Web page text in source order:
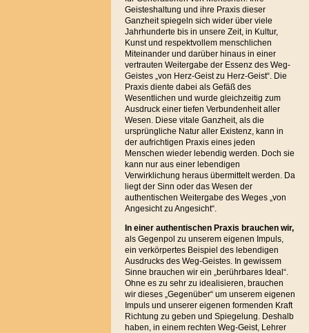
Geisteshaltung und ihre Praxis dieser
Ganzheit spiegeln sich wider über viele
Jahrhunderte bis in unsere Zeit, in Kultur,
Kunst und respektvollem menschlichen
Miteinander und darüber hinaus in einer
vertrauten Weitergabe der Essenz des Weg-
Geistes „von Herz-Geist zu Herz-Geist“. Die
Praxis diente dabei als Gefäß des
Wesentlichen und wurde gleichzeitig zum
Ausdruck einer tiefen Verbundenheit aller
Wesen. Diese vitale Ganzheit, als die
ursprüngliche Natur aller Existenz, kann in
der aufrichtigen Praxis eines jeden
Menschen wieder lebendig werden. Doch sie
kann nur aus einer lebendigen
Verwirklichung heraus übermittelt werden. Da
liegt der Sinn oder das Wesen der
authentischen Weitergabe des Weges „von
Angesicht zu Angesicht“.
In einer authentischen Praxis brauchen wir,
als Gegenpol zu unserem eigenen Impuls,
ein verkörpertes Beispiel des lebendigen
Ausdrucks des Weg-Geistes. In gewissem
Sinne brauchen wir ein „berührbares Ideal“.
Ohne es zu sehr zu idealisieren, brauchen
wir dieses „Gegenüber“ um unserem eigenen
Impuls und unserer eigenen formenden Kraft
Richtung zu geben und Spiegelung. Deshalb
haben, in einem rechten Weg-Geist, Lehrer